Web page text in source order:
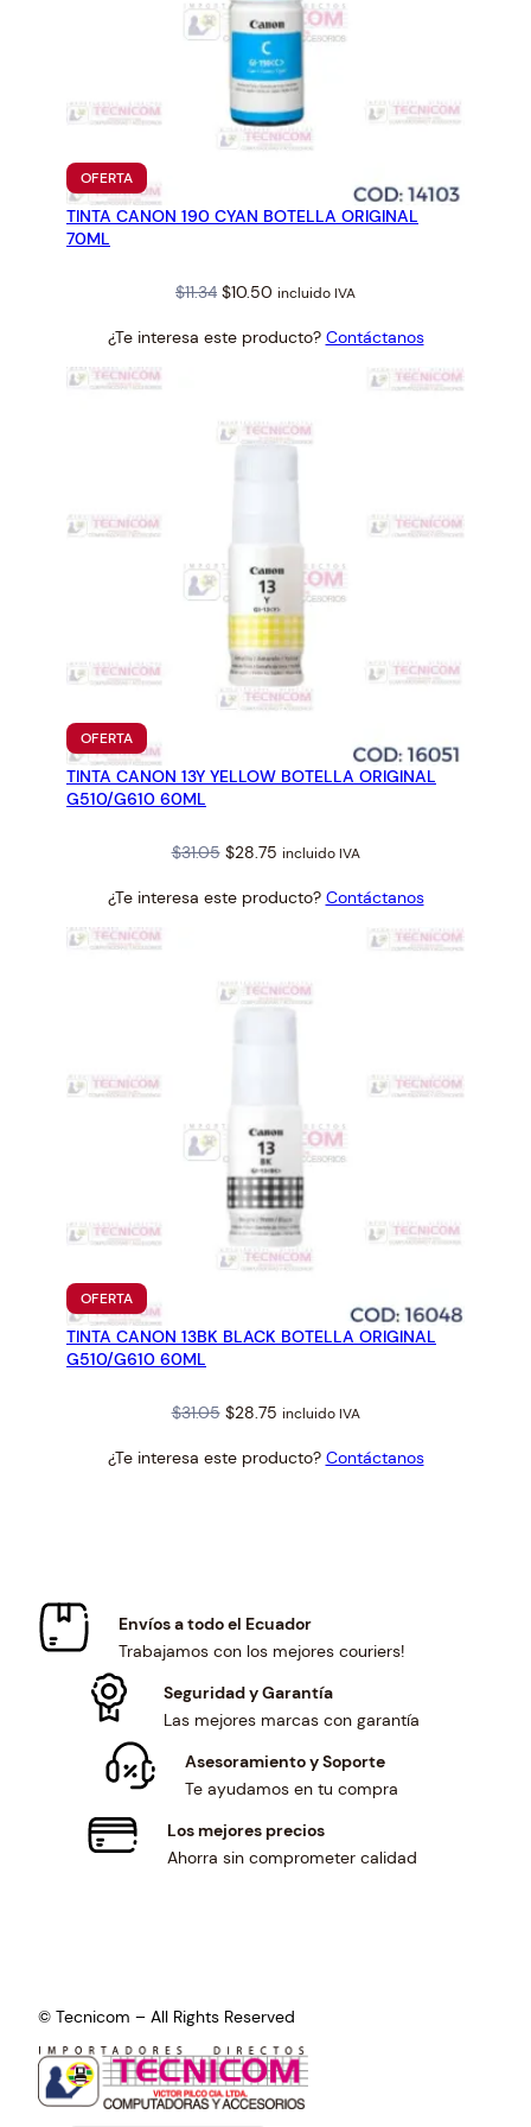
OFERTAPRODUCTO
EN
OFERTA
TINTA CANON 190 CYAN BOTELLA ORIGINAL
70ML
$11.34 Original
was:
$10.50 Current
is:
incluido IVA
¿Te interesa este producto? Contáctanos
OFERTAPRODUCTO
EN
OFERTA
TINTA CANON 13Y YELLOW BOTELLA ORIGINAL
G510/G610 60ML
$31.05 Original
was:
$28.75Current
is:
incluido IVA
¿Te interesa este producto? Contáctanos
OFERTAPRODUCTO
EN
OFERTA
TINTA CANON 13BK BLACK BOTELLA ORIGINAL
G510/G610 60ML
$31.05 Original
was:
$28.75Current
is:
incluido IVA
¿Te interesa este producto? Contáctanos
Envíos a todo el Ecuador
Trabajamos con los mejores couriers!
Seguridad y Garantía
Las mejores marcas con garantía
Asesoramiento y Soporte
Te ayudamos en tu compra
Los mejores precios
Ahorra sin comprometer calidad
© Tecnicom – All Rights Reserved